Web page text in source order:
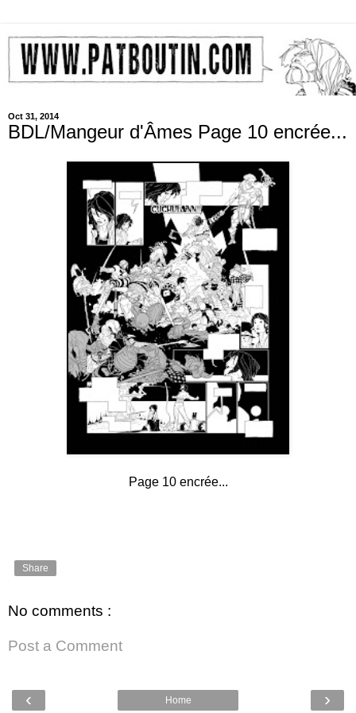
Oct 31, 2014
BDL/Mangeur d'Âmes Page 10 encrée...
Page 10 encrée...
Share
No comments :
Post a Comment
‹ ›
Home